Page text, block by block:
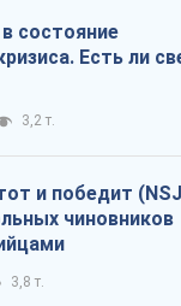
состояние
Есть ли
3,2 т.
и победит
чиновников
3,8 т.